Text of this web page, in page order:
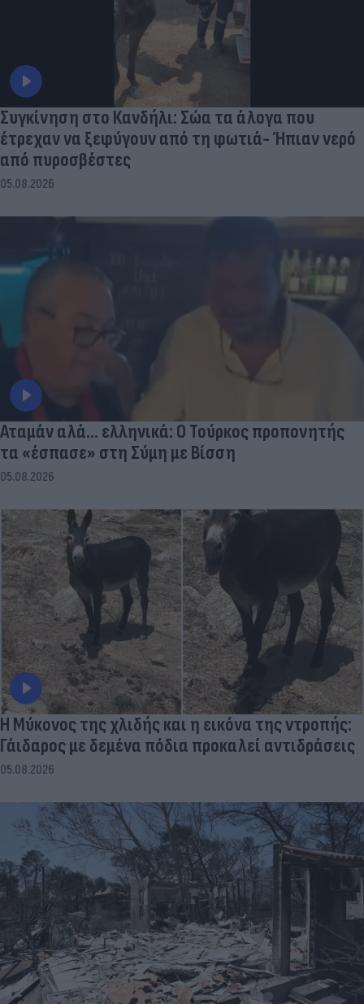
Συγκίνηση στο Κανδήλι: Σώα τα άλογα που
έτρεχαν να ξεφύγουν από τη φωτιά- Ήπιαν νερό
από πυροσβέστες
05.08.2026
Αταμάν αλά... ελληνικά: Ο Τούρκος προπονητής
τα «έσπασε» στη Σύμη με Βίσση
05.08.2026
Η Μύκονος της χλιδής και η εικόνα της ντροπής:
Γάιδαρος με δεμένα πόδια προκαλεί αντιδράσεις
05.08.2026